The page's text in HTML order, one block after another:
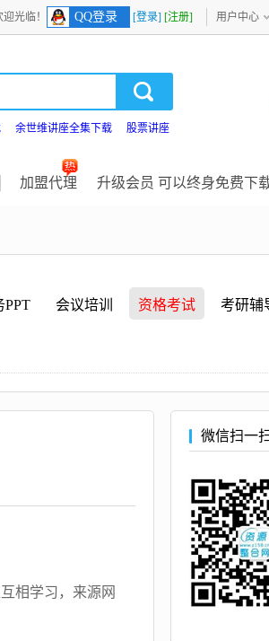
迎光临！ QQ登录 [登录] [注册] 用户中心
余世维讲座全集下载 股票讲座
加盟代理 升级会员 可以终身免费下载
PPT 会议培训 资格考试 考研辅
相学习，来源网
微信扫一